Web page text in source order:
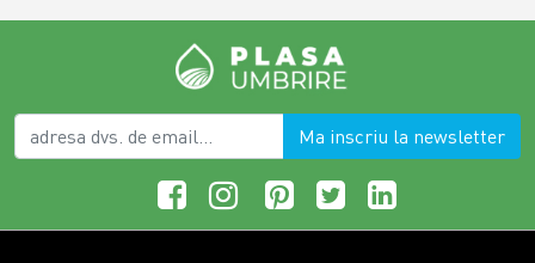
Ma inscriu la newsletter